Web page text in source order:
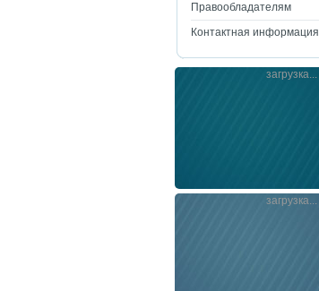
Правообладателям
Контактная информация
загрузка...
загрузка...